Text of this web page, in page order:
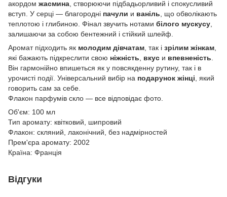
акордом жасмина , створюючи підбадьорливий і спокусливий
вступ. У серці — благородні пачули и ваніль , що обволікають
теплотою і глибиною. Фінал звучить нотами білого мускусу
залишаючи за собою бентежний і стійкий шлейф.
Аромат підходить як молодим дівчатам , так і зрілим жінкам
які бажають підкреслити свою ніжність вкус и впевненість
Він гармонійно впишеться як у повсякденну рутину, так і в
урочисті події. Універсальний вибір на подарунок жінці , який
говорить сам за себе.
Флакон парфумів скло — все відповідає фото.
Об'єм: 100 мл
Тип аромату: квітковий, шипровий
Флакон: скляний, лаконічний, без надмірностей
Прем'єра аромату: 2002
Країна: Франція
Відгуки